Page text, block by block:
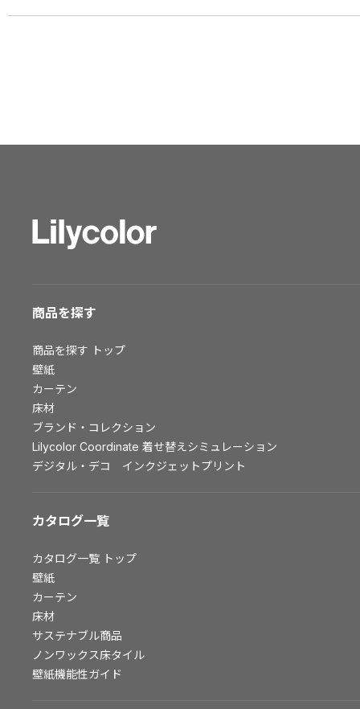
大阪ショールーム
仙台ショールーム
お客様サポート
お客様サポート トップ
資料ダウンロード
画像ダウンロード
動画一覧
お手入れ便利帳
お役立ち資料
お問い合わせ（一般のお客様）
よくあるご質問
非住宅案件に関するお問い合わせ
事業紹介
商品を探す
商品を探す トップ
壁紙
カーテン
床材
ブランド・コレクション
Lilycolor Coordinate 着せ替えシミュレーション
デジタル・デコ インクジェットプリント
カタログ一覧
カタログ一覧 トップ
壁紙
カーテン
床材
サステナブル商品
ノンワックス床タイル
壁紙機能性ガイド